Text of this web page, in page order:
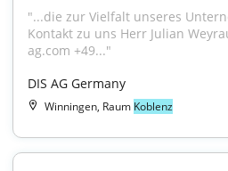
"...die zur Vielfalt unseres
Kontakt zu uns Herr Julian
ag.com +49..."
DIS AG Germany
Winningen, Raum Koblenz